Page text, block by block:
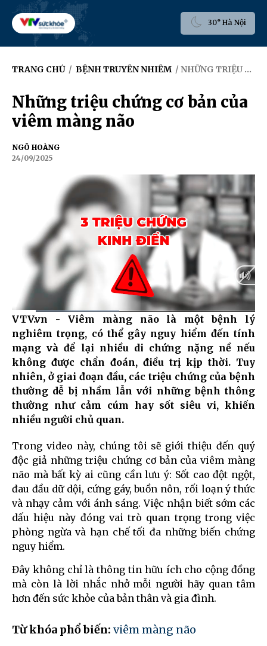
30° Hà Nội
TRANG CHỦ / BỆNH TRUYỀN NHIỄM / NHỮNG TRIỆU CHỨNG CƠ BẢN CỦA VIÊM MÀNG NÃO
Những triệu chứng cơ bản của
viêm màng não
NGÔ HOÀNG
24/09/2025
Current
Time
0:09 / Duration
1:30
VTV.vn - Viêm màng não là một bệnh lý
nghiêm trọng, có thể gây nguy hiểm đến tính
mạng và để lại nhiều di chứng nặng nề nếu
không được chẩn đoán, điều trị kịp thời. Tuy
nhiên, ở giai đoạn đầu, các triệu chứng của bệnh
thường dễ bị nhầm lẫn với những bệnh thông
thường như cảm cúm hay sốt siêu vi, khiến
nhiều người chủ quan.
Trong video này, chúng tôi sẽ giới thiệu đến quý
độc giả những triệu chứng cơ bản của viêm màng
não mà bất kỳ ai cũng cần lưu ý: Sốt cao đột ngột,
đau đầu dữ dội, cứng gáy, buồn nôn, rối loạn ý thức
và nhạy cảm với ánh sáng. Việc nhận biết sớm các
dấu hiệu này đóng vai trò quan trọng trong việc
phòng ngừa và hạn chế tối đa những biến chứng
nguy hiểm.
Đây không chỉ là thông tin hữu ích cho cộng đồng
mà còn là lời nhắc nhở mỗi người hãy quan tâm
hơn đến sức khỏe của bản thân và gia đình.
Từ khóa phổ biến: viêm màng não